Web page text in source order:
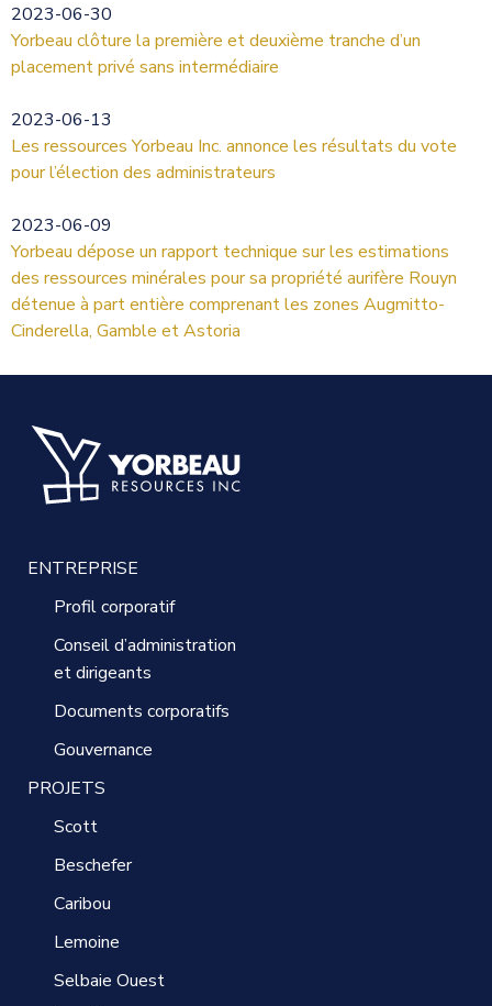
2023-06-30
Yorbeau clôture la première et deuxième tranche d’un
placement privé sans intermédiaire
2023-06-13
Les ressources Yorbeau Inc. annonce les résultats du vote
pour l’élection des administrateurs
2023-06-09
Yorbeau dépose un rapport technique sur les estimations
des ressources minérales pour sa propriété aurifère Rouyn
détenue à part entière comprenant les zones Augmitto-
Cinderella, Gamble et Astoria
ENTREPRISE
Profil corporatif
Conseil d’administration
et dirigeants
Documents corporatifs
Gouvernance
PROJETS
Scott
Beschefer
Caribou
Lemoine
Selbaie Ouest